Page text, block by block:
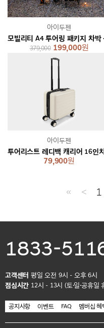
모빌
379,000 199,000원
아이두젠
79,900원
아이두젠
≪ ＜ 1
1833-
고객센터 평일 오전 9시 - 오후 6시
점심시간 12시 - 13시 (토·일·공휴일
공지사항 이벤트 FAQ 멤버십 혜